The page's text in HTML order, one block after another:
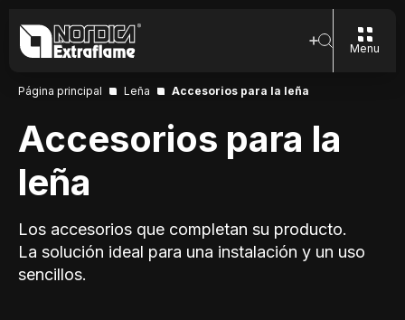
Menu
Página principal Leña Accesorios para la leña
Accesorios para la
leña
Los accesorios que completan su producto.
La solución ideal para una instalación y un uso
sencillos.